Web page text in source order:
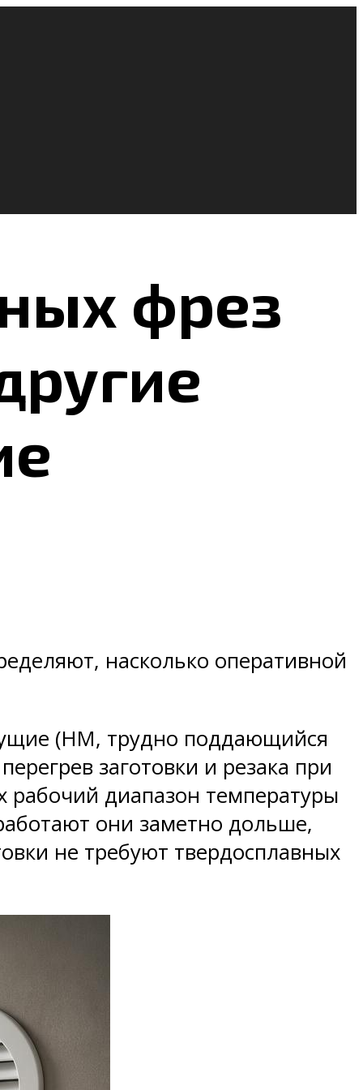
фрез
насколько оперативной
(HM, трудно поддающийся
заготовки и резака при
рабочий диапазон температуры
они заметно дольше,
не требуют твердосплавных